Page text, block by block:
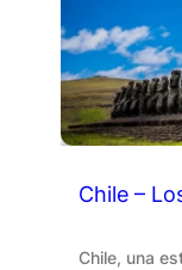
Chile –
Chile, una